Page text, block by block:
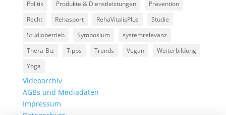
Politik
Produkte & Dienstleistungen
Prävention
Recht
Rehasport RehaVitalisPlus
Studie
Studiobetrieb
Symposium
systemrelevanz
Thera-Biz
Tipps Trends Vegan
Weiterbildung
Yoga
Videoarchiv
AGBs und Mediadaten
Impressum